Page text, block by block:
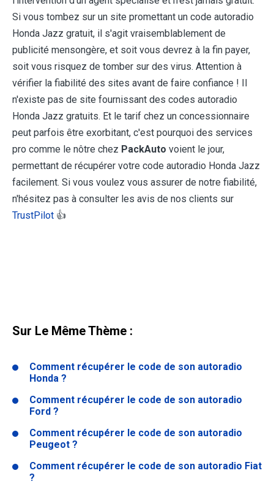
Si vous tombez sur un site promettant un code autoradio
Honda Jazz gratuit, il s'agit vraisemblablement de
publicité mensongère, et soit vous devrez à la fin payer,
soit vous risquez de tomber sur des virus. Attention à
vérifier la fiabilité des sites avant de faire confiance ! Il
n'existe pas de site fournissant des codes autoradio
Honda Jazz gratuits. Et le tarif chez un concessionnaire
peut parfois être exorbitant, c'est pourquoi des services
pro comme le nôtre chez PackAuto voient le jour,
permettant de récupérer votre code autoradio Honda Jazz
facilement. Si vous voulez vous assurer de notre fiabilité,
n'hésitez pas à consulter les avis de nos clients sur
TrustPilot 👍
Sur Le Même Thème :
Comment récupérer le code de son autoradio
Honda ?
Comment récupérer le code de son autoradio
Ford ?
Comment récupérer le code de son autoradio
Peugeot ?
Comment récupérer le code de son autoradio Fiat
?